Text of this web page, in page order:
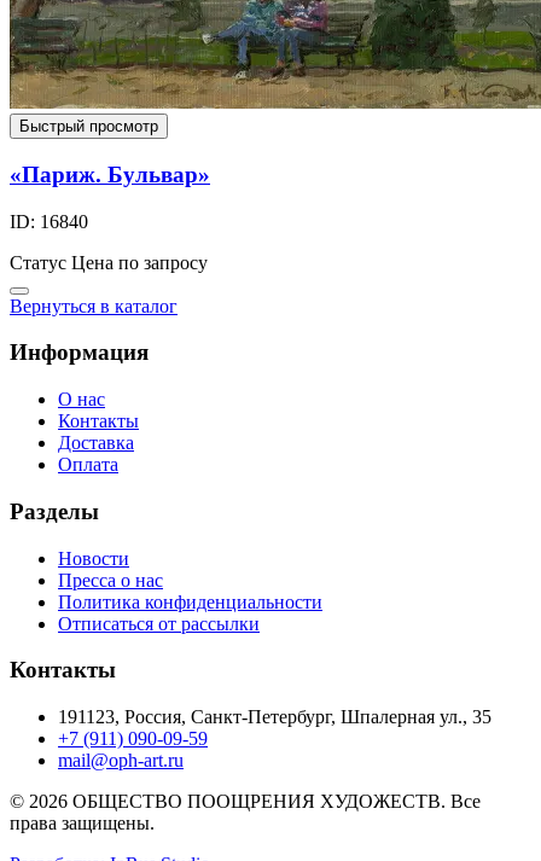
Быстрый просмотр
«Париж. Бульвар»
ID: 16840
Статус Цена по запросу
Вернуться в каталог
Информация
О нас
Контакты
Доставка
Оплата
Разделы
Новости
Пресса о нас
Политика конфиденциальности
Отписаться от рассылки
Контакты
191123, Россия, Санкт-Петербург, Шпалерная ул., 35
+7 (911) 090-09-59
mail@oph-art.ru
© 2026 ОБЩЕСТВО ПООЩРЕНИЯ ХУДОЖЕСТВ. Все
права защищены.